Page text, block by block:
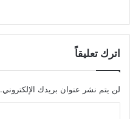
اترك تعليقاً
لن يتم نشر عنوان بريدك الإلكتروني.